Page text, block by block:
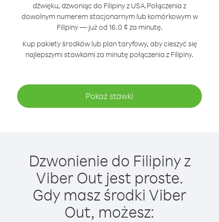
dźwięku, dzwoniąc do Filipiny z USA.Połączenia z
dowolnym numerem stacjonarnym lub komórkowym w
Filipiny — już od 16.0 ¢ za minutę.
Kup pakiety środków lub plan taryfowy, aby cieszyć się
najlepszymi stawkami za minutę połączenia z Filipiny.
Pokaż stawki
Dzwonienie do Filipiny z
Viber Out jest proste.
Gdy masz środki Viber
Out, możesz: